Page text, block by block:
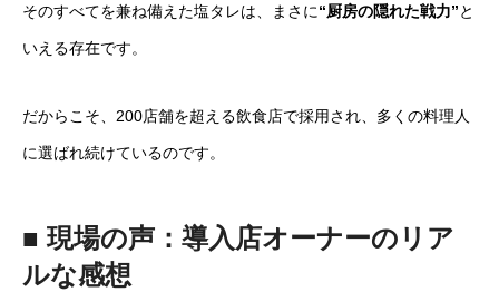
そのすべてを兼ね備えた塩タレは、まさに“厨房の隠れた戦力”と
いえる存在です。
だからこそ、200店舗を超える飲食店で採用され、多くの料理人
に選ばれ続けているのです。
■ 現場の声：導入店オーナーのリア
ルな感想